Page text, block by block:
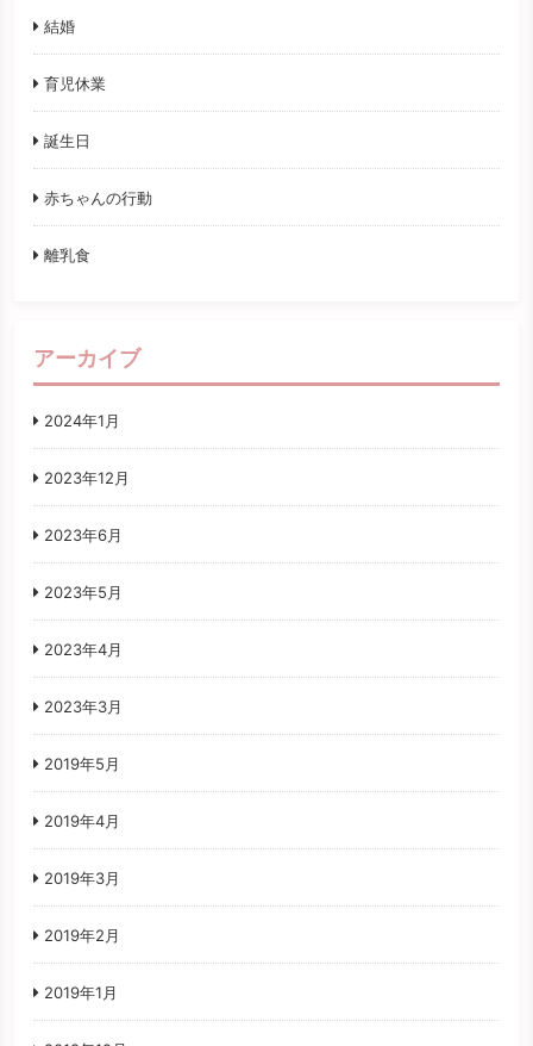
結婚
育児休業
誕生日
赤ちゃんの行動
離乳食
アーカイブ
2024年1月
2023年12月
2023年6月
2023年5月
2023年4月
2023年3月
2019年5月
2019年4月
2019年3月
2019年2月
2019年1月